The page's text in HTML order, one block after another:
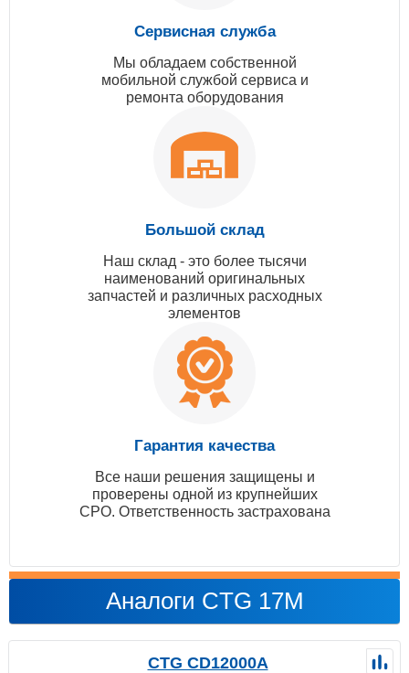
Сервисная служба
Мы обладаем собственной
мобильной службой сервиса и
ремонта оборудования
Большой склад
Наш склад - это более тысячи
наименований оригинальных
запчастей и различных расходных
элементов
Гарантия качества
Все наши решения защищены и
проверены одной из крупнейших
СРО. Ответственность застрахована
Аналоги CTG 17M
CTG CD12000A